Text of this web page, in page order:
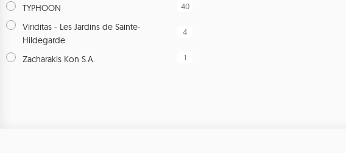
TYPHOON 40
Viriditas - Les Jardins de Sainte-
Hildegarde
4
Zacharakis Kon S.A. 1